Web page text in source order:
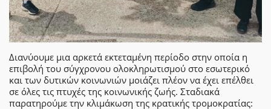
Διανύουμε μια αρκετά εκτεταμένη περίοδο στην οποία η
επιβολή του σύγχρονου ολοκληρωτισμού στο εσωτερικό
και των δυτικών κοινωνιών μοιάζει πλέον να έχει επέλθει
σε όλες τις πτυχές της κοινωνικής ζωής. Σταδιακά
παρατηρούμε την κλιμάκωση της κρατικής τρομοκρατίας: